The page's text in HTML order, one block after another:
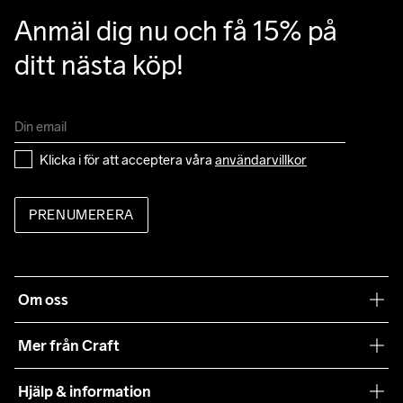
Anmäl dig nu och få 15% på
ditt nästa köp!
Klicka i för att acceptera våra användarvillkor
PRENUMERERA
Om oss
Mer från Craft
Hjälp & information